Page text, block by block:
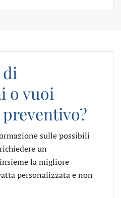
o vuoi
sulle possibili
un
la migliore
personalizzata e non